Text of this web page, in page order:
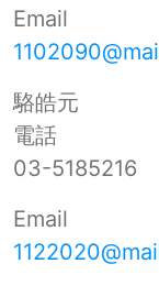
Email
駱皓元
電話
03-5185216
Email